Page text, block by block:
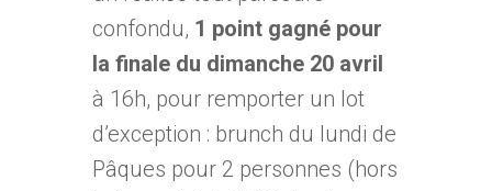
confondu, 1 point gagné pour
la finale du dimanche 20 avril
à 16h, pour remporter un lot
d’exception : brunch du lundi de
Pâques pour 2 personnes (hors